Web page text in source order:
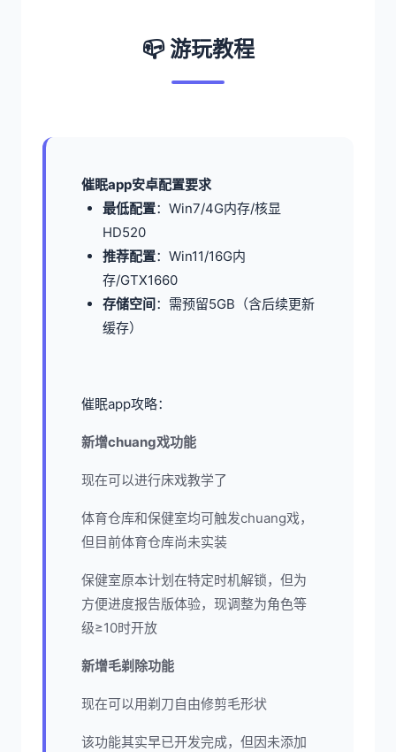
📪 游玩教程
催眠app安卓配置要求
​最低配置​​：Win7/4G内存/核显
HD520
​推荐配置​​：Win11/16G内
存/GTX1660
​存储空间​​：需预留5GB（含后续更新
缓存）
催眠app攻略：
新增chuang戏功能
现在可以进行床戏教学了
体育仓库和保健室均可触发chuang戏，
但目前体育仓库尚未实装
保健室原本计划在特定时机解锁，但为
方便进度报告版体验，现调整为角色等
级≥10时开放
新增毛剃除功能
现在可以用剃刀自由修剪毛形状
该功能其实早已开发完成，但因未添加